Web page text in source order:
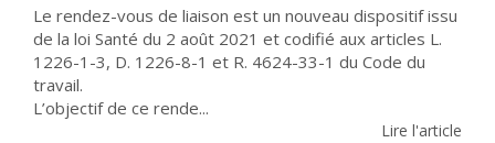
Le rendez-vous de liaison est un nouveau dispositif issu
de la loi Santé du 2 août 2021 et codifié aux articles L.
1226-1-3, D. 1226-8-1 et R. 4624-33-1 du Code du
travail.
L’objectif de ce rende...
Lire l'article